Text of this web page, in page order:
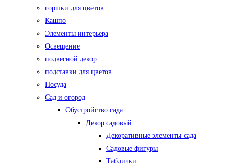
горшки для цветов
Кашпо
Элементы интерьера
Освещение
подвесной декор
подставки для цветов
Посуда
Сад и огород
Обустройство сада
Декор садовый
Декоративные элементы сада
Садовые фигуры
Таблички